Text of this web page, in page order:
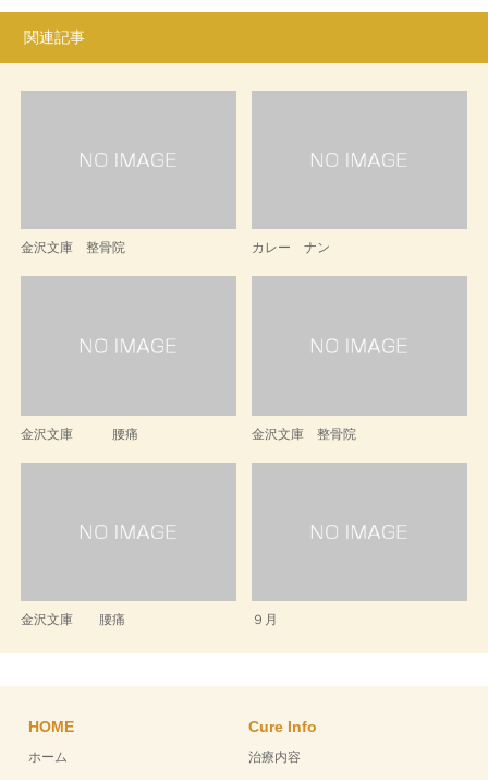
関連記事
金沢文庫 整骨院 カレー ナン
金沢文庫 腰痛 金沢文庫 整骨院
金沢文庫 腰痛 ９月
HOME
ホーム
Cure Info
治療内容